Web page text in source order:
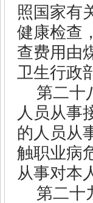
照国家有
健康检查
查费用由
卫生行政
第二十
人员从事
的人员从
触职业病
从事对本
第二十